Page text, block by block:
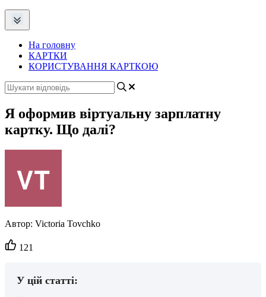
На головну
КАРТКИ
КОРИСТУВАННЯ КАРТКОЮ
Я оформив віртуальну зарплатну
картку. Що далі?
Автор: Victoria Tovchko
Кількість
вподобайок:
121
У цій статті: